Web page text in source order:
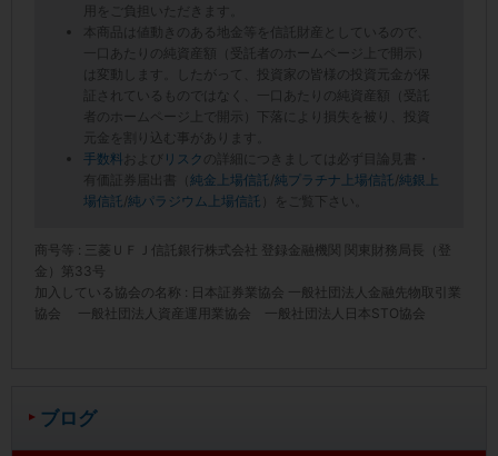
ブログ
用をご負担いただきます。
本商品は値動きのある地金等を信託財産としているので、
一口あたりの純資産額（受託者のホームページ上で開示）
は変動します。したがって、投資家の皆様の投資元金が保
証されているものではなく、一口あたりの純資産額（受託
者のホームページ上で開示）下落により損失を被り、投資
元金を割り込む事があります。
手数料
および リスク
の詳細につきましては必ず目論見書・
有価証券届出書（ 純金上場信託 /純プラチナ上場信託 /純銀上
場信託 /純パラジウム上場信託 ）をご覧下さい。
商号等 : 三菱ＵＦＪ信託銀行株式会社 登録金融機関 関東財務局長（登
金）第33号
加入している協会の名称 : 日本証券業協会 一般社団法人金融先物取引業
協会 一般社団法人資産運用業協会 一般社団法人日本STO協会